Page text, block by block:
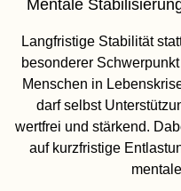
Mentale
Langfristige Stabilität
besonderer
Menschen in
darf selbst
wertfrei und stärkend.
auf kurzfristige